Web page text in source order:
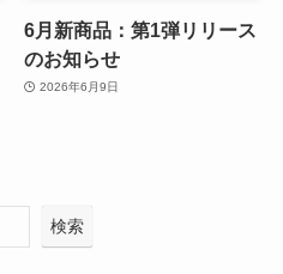
6月新商品：第1弾リリース
のお知らせ
2026年6月9日
検索